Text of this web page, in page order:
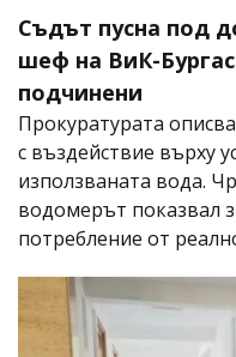
Съдът пусна под
шеф на ВиК-
подчинени
Прокуратурата
с въздействие върху
използваната вода.
водомерът показвал
потребление от